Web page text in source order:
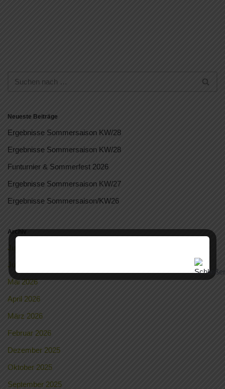
Neueste Beiträge
Ergebnisse Sommersaison KW/28
Ergebnisse Sommersaison KW/28
Funturnier & Sommerfest 2026
Ergebnisse Sommersaison KW/27
Ergebnisse Sommersaison/KW26
Archiv
Juli 2026
Juni 2026
Mai 2026
April 2026
März 2026
Februar 2026
Dezember 2025
Oktober 2025
September 2025